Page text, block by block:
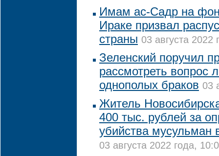
Имам ас-Садр на
Ираке призвал
страны 03 августа 2022
Зеленский поручил
рассмотреть вопрос
однополых браков 03
Житель
400 тыс. рублей за
убийства мусульман
03 августа 2022 года,